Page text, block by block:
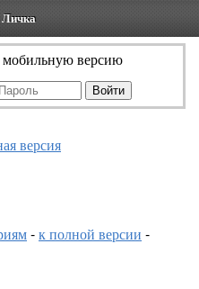
Личка
версию
версия
-к полной версии -